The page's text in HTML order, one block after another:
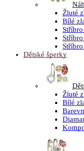
Žluté
Bílé
Dětské šperky
Žluté
Bílé